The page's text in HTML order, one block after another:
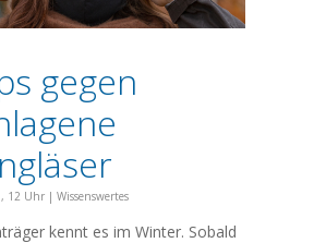
gegen
12 Uhr | Wissenswertes
kennt es im Winter. Sobald